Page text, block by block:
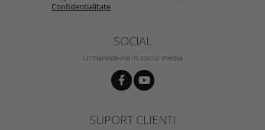
Confidentialitate
SOCIAL
Urmareste-ne in social media
SUPORT CLIENTI